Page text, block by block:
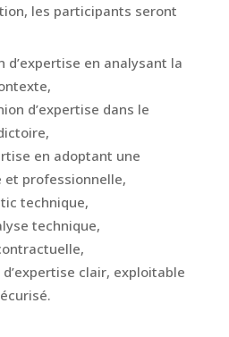
les participants seront
d’expertise en analysant la
d’expertise dans le
en adoptant une
professionnelle,
technique,
technique,
clair, exploitable